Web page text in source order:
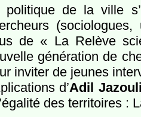
politique de la ville
de « La Relève
génération de
inviter de jeunes
d’Adil
des territoires :